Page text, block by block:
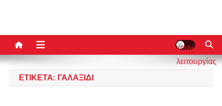
κουμπί
λειτουργίας
ΕΤΙΚΈΤΑ: ΓΑΛΑΞΊΔΙ